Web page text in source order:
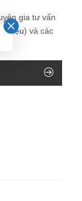
gia tư vấn
thiệu) và các